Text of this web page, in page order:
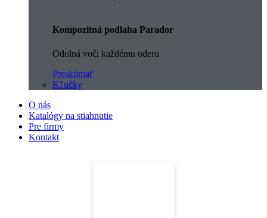
Kompozitná podlaha Parador
Odolná voči každému oderu
Preskúmať
Kľučky
O nás
Katalógy na stiahnutie
Pre firmy
Kontakt